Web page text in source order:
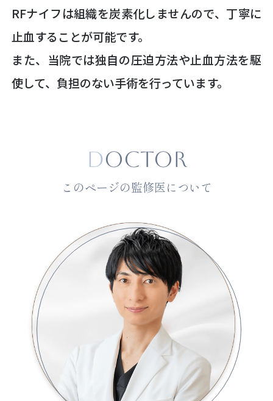
RFナイフは組織を炭素化しませんので、丁寧に
止血することが可能です。
また、当院では独自の圧迫方法や止血方法を駆
使して、負担のない手術を行っています。
Doctor
このページの監修医について